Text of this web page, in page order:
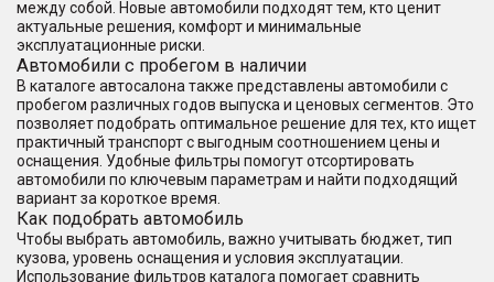
между собой. Новые автомобили подходят тем, кто ценит
актуальные решения, комфорт и минимальные
эксплуатационные риски.
Автомобили с пробегом в наличии
В каталоге автосалона также представлены автомобили с
пробегом различных годов выпуска и ценовых сегментов. Это
позволяет подобрать оптимальное решение для тех, кто ищет
практичный транспорт с выгодным соотношением цены и
оснащения. Удобные фильтры помогут отсортировать
автомобили по ключевым параметрам и найти подходящий
вариант за короткое время.
Как подобрать автомобиль
Чтобы выбрать автомобиль, важно учитывать бюджет, тип
кузова, уровень оснащения и условия эксплуатации.
Использование фильтров каталога помогает сравнить